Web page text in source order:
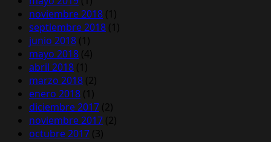
noviembre 2018 (1)
septiembre 2018 (1)
junio 2018 (1)
mayo 2018 (4)
abril 2018 (1)
marzo 2018 (2)
enero 2018 (1)
diciembre 2017 (2)
noviembre 2017 (2)
octubre 2017 (3)